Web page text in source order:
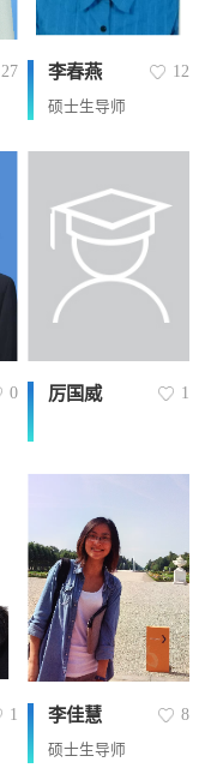
27 李春燕 12
硕士生导师
0 厉国威 1
1 李佳慧 8
硕士生导师